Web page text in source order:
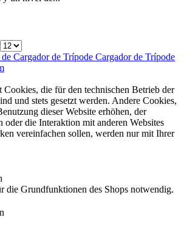
Cargador de Trípode Cargador de Trípode
Cookies, die für den technischen Betrieb der
und stets gesetzt werden. Andere Cookies,
dieser Website erhöhen, der
die Interaktion mit anderen Websites
vereinfachen sollen, werden nur mit Ihrer
die Grundfunktionen des Shops notwendig.